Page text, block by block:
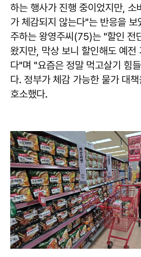
하는 행사가 진행 중이었지만, 소
가 체감되지 않는다"는 반응을 보
주하는 왕영주씨(75)는 "할인 전
왔지만, 막상 보니 할인해도 예전
다"며 "요즘은 정말 먹고살기 힘
다. 정부가 체감 가능한 물가 대
호소했다.